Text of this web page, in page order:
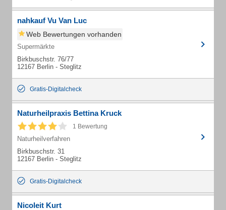
nahkauf Vu Van Luc
Web Bewertungen vorhanden
Supermärkte
Birkbuschstr. 76/77
12167 Berlin - Steglitz
Gratis-Digitalcheck
Naturheilpraxis Bettina Kruck
1 Bewertung
Naturheilverfahren
Birkbuschstr. 31
12167 Berlin - Steglitz
Gratis-Digitalcheck
Nicoleit Kurt